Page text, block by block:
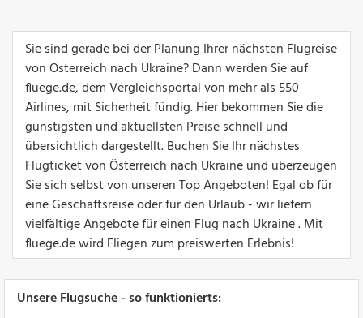
Sie sind gerade bei der Planung Ihrer nächsten Flugreise
von Österreich nach Ukraine? Dann werden Sie auf
fluege.de, dem Vergleichsportal von mehr als 550
Airlines, mit Sicherheit fündig. Hier bekommen Sie die
günstigsten und aktuellsten Preise schnell und
übersichtlich dargestellt. Buchen Sie Ihr nächstes
Flugticket von Österreich nach Ukraine und überzeugen
Sie sich selbst von unseren Top Angeboten! Egal ob für
eine Geschäftsreise oder für den Urlaub - wir liefern
vielfältige Angebote für einen Flug nach Ukraine . Mit
fluege.de wird Fliegen zum preiswerten Erlebnis!
Unsere Flugsuche - so funktionierts: